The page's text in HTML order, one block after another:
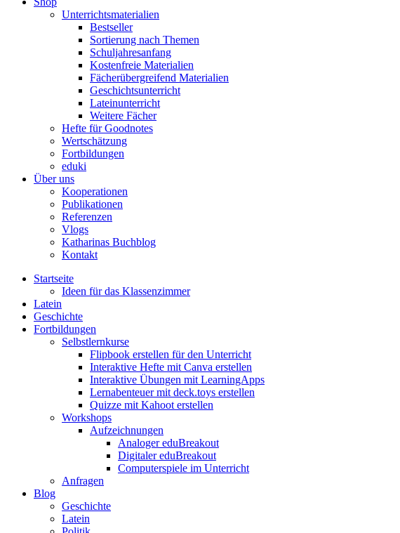
Unterrichtsmaterialien
Bestseller
Sortierung nach Themen
Schuljahresanfang
Kostenfreie Materialien
Fächerübergreifend Materialien
Geschichtsunterricht
Lateinunterricht
Weitere Fächer
Hefte für Goodnotes
Wertschätzung
Fortbildungen
eduki
Über uns
Kooperationen
Publikationen
Referenzen
Vlogs
Katharinas Buchblog
Kontakt
Startseite
Ideen für das Klassenzimmer
Latein
Geschichte
Fortbildungen
Selbstlernkurse
Flipbook erstellen für den Unterricht
Interaktive Hefte mit Canva erstellen
Interaktive Übungen mit LearningApps
Lernabenteuer mit deck.toys erstellen
Quizze mit Kahoot erstellen
Workshops
Aufzeichnungen
Analoger eduBreakout
Digitaler eduBreakout
Computerspiele im Unterricht
Anfragen
Blog
Geschichte
Latein